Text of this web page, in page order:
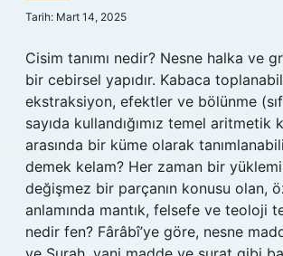
Tarih: Mart 14, 2025
Cisim tanımı nedir? Nesne halka ve
bir cebirsel yapıdır. Kabaca
ekstraksiyon, efektler ve bölünme
sayıda kullandığımız temel aritmetik
arasında bir küme olarak
demek kelam? Her zaman bir
değişmez bir parçanın konusu olan,
anlamında mantık, felsefe ve teoloji
nedir fen? Fârâbî’ye göre, nesne